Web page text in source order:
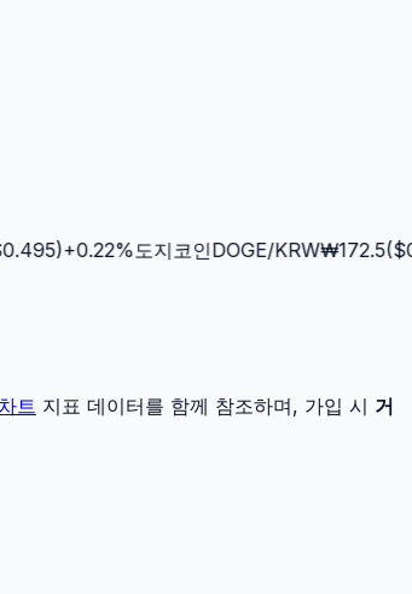
)+0.22%도지코인DOGE/KRW₩172.5($
트 지표 데이터를 함께 참조하며, 가입 시 거